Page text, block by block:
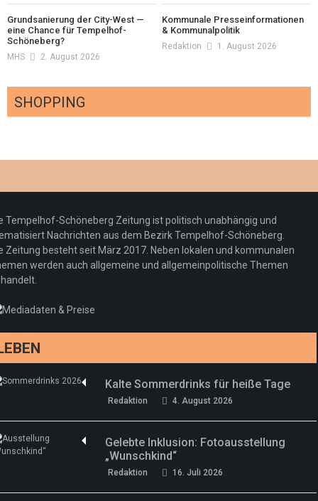
Grundsanierung der City-West —
eine Chance für Tempelhof-
Schöneberg?
MHS 2. August 2026
Kommunale Presseinformationen
& Kommunalpolitik
Redaktion 1. August 2026
SHOPPING
Redaktion 23. Juli 2026
Pepe Jeans London mit Summer Sale und
neuer Kollektion
Redaktion 19. Juli 2026
Woher kommt der Honig? – Neue EU-
Regeln gelten 14. Juni
drei neue Specials zur Fußball-WM
Tempelhof-Schöneberg Zeitung ist politisch unabhängig und
Nachrichten aus dem Bezirk Tempelhof-Schöneberg.
Zeitung besteht seit März 2017. Neben lokalen und kommunalen
werden auch allgemeine und allgemeinpolitische Themen
Kalte Sommerdrinks für heiße Tage
Redaktion 4. August 2026
Gelebte Inklusion: Fotoausstellung
„Wunschkind“
Redaktion 16. Juli 2026